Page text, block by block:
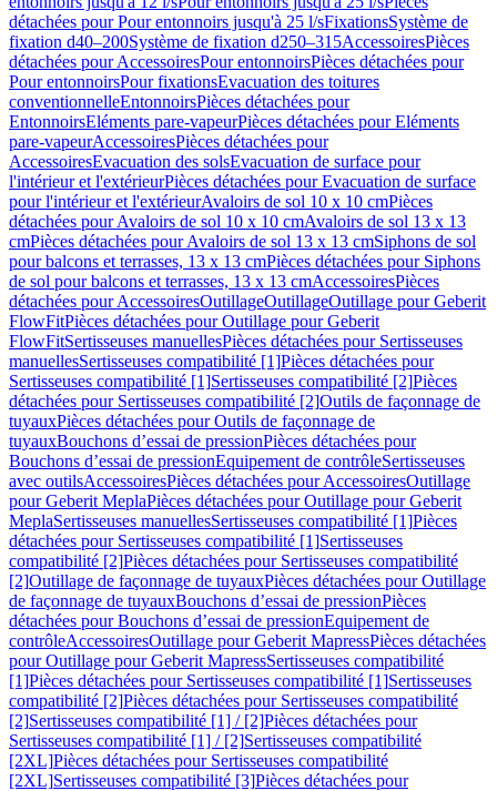
détachées pour Pour entonnoirs jusqu'à 25 l/sFixationsSystème de
fixation d40–200Système de fixation d250–315AccessoiresPièces
détachées pour AccessoiresPour entonnoirsPièces détachées pour
Pour entonnoirsPour fixationsEvacuation des toitures
conventionnelleEntonnoirsPièces détachées pour
EntonnoirsEléments pare-vapeurPièces détachées pour Eléments
pare-vapeurAccessoiresPièces détachées pour
AccessoiresEvacuation des solsEvacuation de surface pour
l'intérieur et l'extérieurPièces détachées pour Evacuation de surface
pour l'intérieur et l'extérieurAvaloirs de sol 10 x 10 cmPièces
détachées pour Avaloirs de sol 10 x 10 cmAvaloirs de sol 13 x 13
cmPièces détachées pour Avaloirs de sol 13 x 13 cmSiphons de sol
pour balcons et terrasses, 13 x 13 cmPièces détachées pour Siphons
de sol pour balcons et terrasses, 13 x 13 cmAccessoiresPièces
détachées pour AccessoiresOutillageOutillageOutillage pour Geberit
FlowFitPièces détachées pour Outillage pour Geberit
FlowFitSertisseuses manuellesPièces détachées pour Sertisseuses
manuellesSertisseuses compatibilité [1]Pièces détachées pour
Sertisseuses compatibilité [1]Sertisseuses compatibilité [2]Pièces
détachées pour Sertisseuses compatibilité [2]Outils de façonnage de
tuyauxPièces détachées pour Outils de façonnage de
tuyauxBouchons d’essai de pressionPièces détachées pour
Bouchons d’essai de pressionEquipement de contrôleSertisseuses
avec outilsAccessoiresPièces détachées pour AccessoiresOutillage
pour Geberit MeplaPièces détachées pour Outillage pour Geberit
MeplaSertisseuses manuellesSertisseuses compatibilité [1]Pièces
détachées pour Sertisseuses compatibilité [1]Sertisseuses
compatibilité [2]Pièces détachées pour Sertisseuses compatibilité
[2]Outillage de façonnage de tuyauxPièces détachées pour Outillage
de façonnage de tuyauxBouchons d’essai de pressionPièces
détachées pour Bouchons d’essai de pressionEquipement de
contrôleAccessoiresOutillage pour Geberit MapressPièces détachées
pour Outillage pour Geberit MapressSertisseuses compatibilité
[1]Pièces détachées pour Sertisseuses compatibilité [1]Sertisseuses
compatibilité [2]Pièces détachées pour Sertisseuses compatibilité
[2]Sertisseuses compatibilité [1] / [2]Pièces détachées pour
Sertisseuses compatibilité [1] / [2]Sertisseuses compatibilité
[2XL]Pièces détachées pour Sertisseuses compatibilité
[2XL]Sertisseuses compatibilité [3]Pièces détachées pour